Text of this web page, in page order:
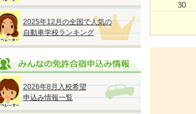
2025年12月の全国で人気の
自動車学校ランキング
2026年8月入校希望
申込み情報一覧
30